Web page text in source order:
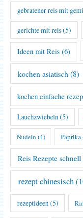
gebratener reis mit
gerichte mit reis(5)
Ideen mit Reis (6)
kochen asiatisch (8)
kochen einfache
Lauchzwiebeln(5)
Nudeln (4) Paprika
Reis Rezepte schnell
rezept chinesisch
rezeptideen (5)